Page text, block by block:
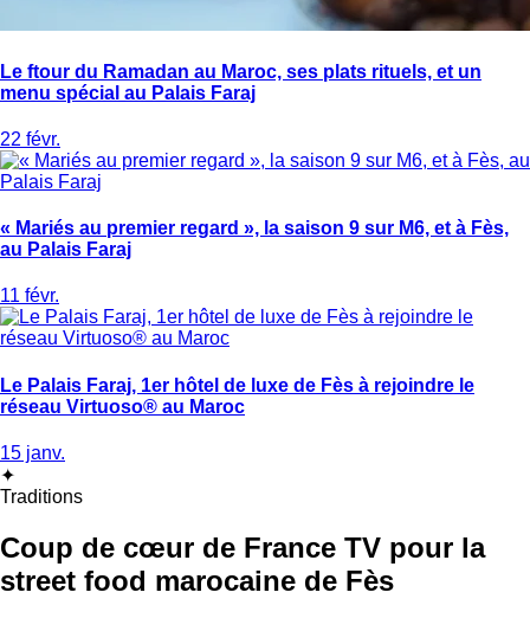
Le ftour du Ramadan au Maroc, ses plats rituels, et un
menu spécial au Palais Faraj
22 févr.
« Mariés au premier regard », la saison 9 sur M6, et à Fès,
au Palais Faraj
11 févr.
Le Palais Faraj, 1er hôtel de luxe de Fès à rejoindre le
réseau Virtuoso® au Maroc
15 janv.
✦
Traditions
Coup de cœur de France TV pour la
street food marocaine de Fès